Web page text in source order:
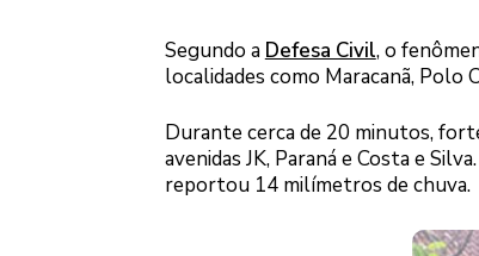
Segundo a Defesa Civil, o
localidades como Maracanã, Polo
Durante cerca de 20 minutos,
avenidas JK, Paraná e Costa e
reportou 14 milímetros de chuva.